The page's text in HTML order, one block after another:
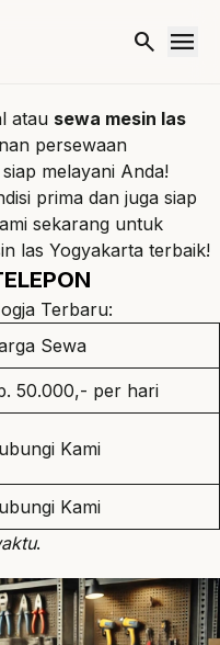
search menu
atau sewa mesin las
persewaan
melayani Anda!
prima dan juga siap
sekarang untuk
las Yogyakarta terbaik!
Terbaru:
Sewa
50.000,- per hari
Kami
Kami
.